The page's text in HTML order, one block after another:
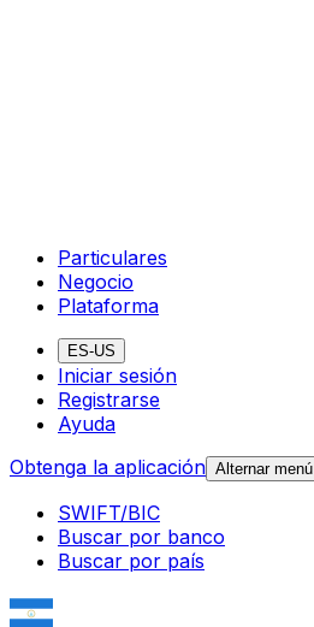
Particulares
Negocio
Plataforma
ES-US
Iniciar sesión
Registrarse
Ayuda
Obtenga la aplicación Alternar menú
SWIFT/BIC
Buscar por banco
Buscar por país